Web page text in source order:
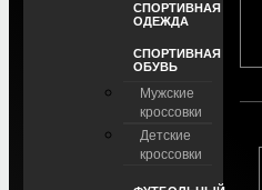
СПОРТИВНАЯ
ОДЕЖДА
СПОРТИВНАЯ
ОБУВЬ
Мужские
кроссовки
Детские
кроссовки